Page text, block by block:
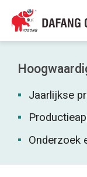
Jaarlijkse
Onderzoek
Bahasa Indonesia
Bahasa Melayu
Tiếng Việt
简体中文
فارسی
Pilipino
اردو